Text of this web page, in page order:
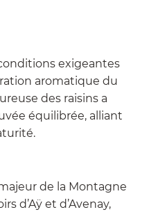
exigeantes
aromatique du
des raisins a
équilibrée, alliant
de la Montagne
d’Aÿ et d’Avenay,